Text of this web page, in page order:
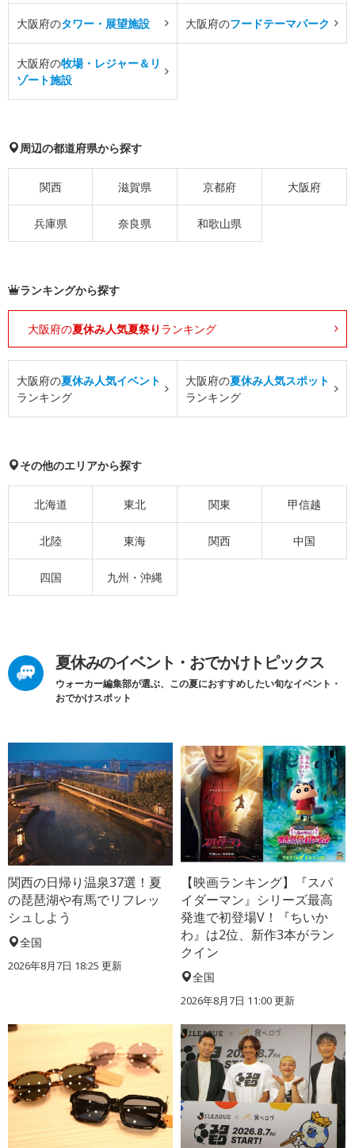
大阪府のタワー・展望施設 大阪府のフードテーマパーク
大阪府の牧場・レジャー＆リ
ゾート施設
周辺の都道府県から探す
関西 滋賀県 京都府 大阪府
兵庫県 奈良県 和歌山県
ランキングから探す
大阪府の夏休み人気夏祭り ランキング
大阪府の夏休み人気イベント
ランキング
大阪府の夏休み人気スポット
ランキング
その他のエリアから探す
北海道 東北 関東 甲信越
北陸 東海 関西 中国
四国 九州・沖縄
夏休みのイベント・おでかけトピックス
ウォーカー編集部が選ぶ、この夏におすすめしたい旬なイベント・
おでかけスポット
関西の日帰り温泉37選！夏
の琵琶湖や有馬でリフレッ
シュしよう
全国
2026年8月7日 18:25 更新
【映画ランキング】『スパ
イダーマン』シリーズ最高
発進で初登場V！『ちいか
わ』は2位、新作3本がラン
クイン
全国
2026年8月7日 11:00更新